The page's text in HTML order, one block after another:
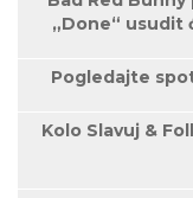
„Done“ usudit
Pogledajte
Kolo Slavuj &